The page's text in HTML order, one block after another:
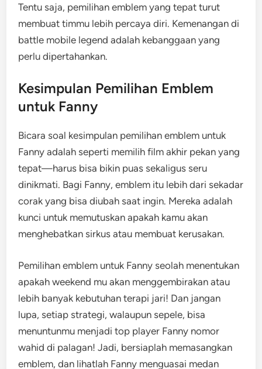
Tentu saja, pemilihan emblem yang tepat turut
membuat timmu lebih percaya diri. Kemenangan di
battle mobile legend adalah kebanggaan yang
perlu dipertahankan.
Kesimpulan Pemilihan Emblem
untuk Fanny
Bicara soal kesimpulan pemilihan emblem untuk
Fanny adalah seperti memilih film akhir pekan yang
tepat—harus bisa bikin puas sekaligus seru
dinikmati. Bagi Fanny, emblem itu lebih dari sekadar
corak yang bisa diubah saat ingin. Mereka adalah
kunci untuk memutuskan apakah kamu akan
menghebatkan sirkus atau membuat kerusakan.
Pemilihan emblem untuk Fanny seolah menentukan
apakah weekend mu akan menggembirakan atau
lebih banyak kebutuhan terapi jari! Dan jangan
lupa, setiap strategi, walaupun sepele, bisa
menuntunmu menjadi top player Fanny nomor
wahid di palagan! Jadi, bersiaplah memasangkan
emblem, dan lihatlah Fanny menguasai medan